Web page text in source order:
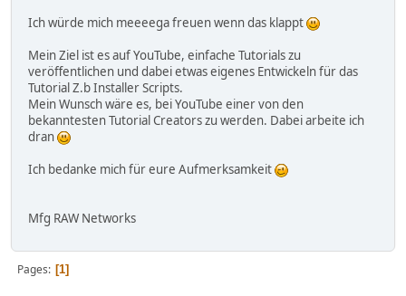
Ich würde mich meeeega freuen wenn das klappt
Mein Ziel ist es auf YouTube, einfache Tutorials zu
veröffentlichen und dabei etwas eigenes Entwickeln für das
Tutorial Z.b Installer Scripts.
Mein Wunsch wäre es, bei YouTube einer von den
bekanntesten Tutorial Creators zu werden. Dabei arbeite ich
dran
Ich bedanke mich für eure Aufmerksamkeit
Mfg RAW Networks
Pages 1